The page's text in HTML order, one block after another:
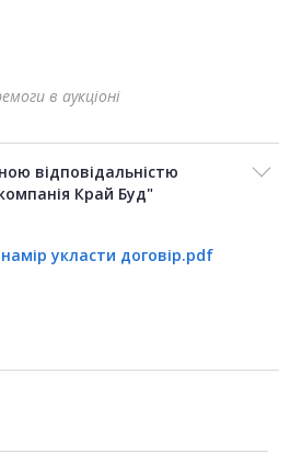
в аукціоні
відповідальністю
Край Буд"
укласти договір.pdf